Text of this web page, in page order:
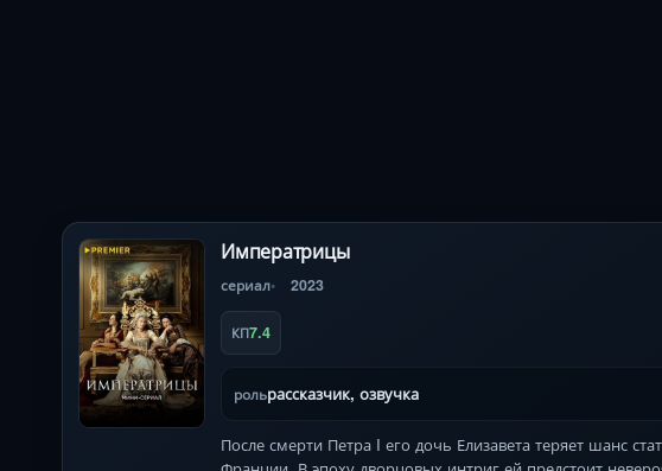
Императрицы
сериал 2023
КП7.4
рольрассказчик, озвучка
После смерти Петра I его дочь Елизавета теряет шанс